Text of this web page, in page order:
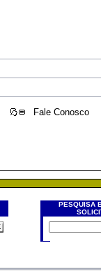
Fale Conosco
PESQUISA